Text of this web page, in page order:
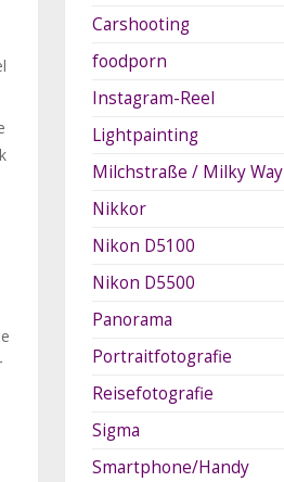
Carshooting
foodporn
Instagram-Reel
Lightpainting
Milchstraße / Milky Way
Nikkor
Nikon D5100
Nikon D5500
Panorama
Portraitfotografie
Reisefotografie
Sigma
Smartphone/Handy